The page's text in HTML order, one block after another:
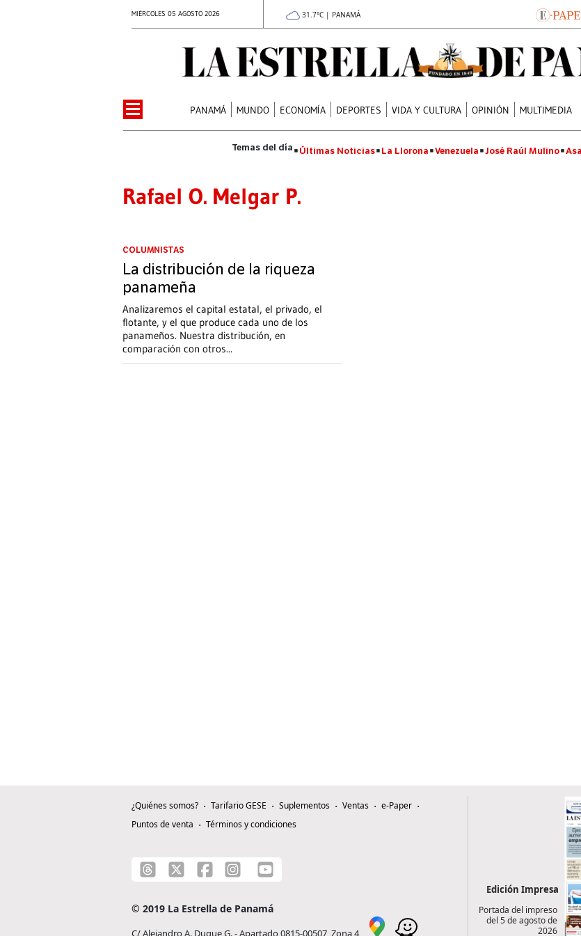
MIÉRCOLES 05 AGOSTO 2026 31.7°C | PANAMÁ
PANAMÁ MUNDO ECONOMÍA DEPORTES VIDA Y CULTURA OPINIÓN MULTIMEDIA
Últimas Noticias La Llorona Venezuela José Raúl Mulino
Rafael O. Melgar P.
COLUMNISTAS
La distribución de la riqueza
panameña
Analizaremos el capital estatal, el privado, el
flotante, y el que produce cada uno de los
panameños. Nuestra distribución, en
comparación con otros...
¿Quiénes somos? Tarifario GESE Suplementos Ventas
e-Paper
Puntos de venta
Términos y condiciones
© 2019 La Estrella de Panamá
C/ Alejandro A. Duque G. - Apartado 0815-00507, Zona 4
Edición Impresa
Portada del impreso
del 5 de agosto de
2026